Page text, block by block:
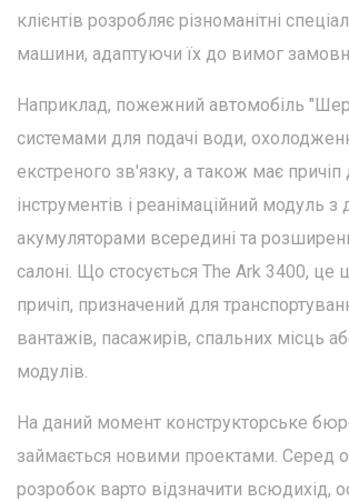
клієнтів розробляє різноманітні
машини, адаптуючи їх до вимог
Наприклад, пожежний автомобіль
системами для подачі води,
екстреного зв'язку, а також має причіп
інструментів і реанімаційний модуль
акумуляторами всередині та
салоні. Що стосується The Ark 3400, це
причіп, призначений для
вантажів, пасажирів, спальних місць
модулів.
На даний момент конструкторське
займається новими проектами. Серед
розробок варто відзначити всюдихід,